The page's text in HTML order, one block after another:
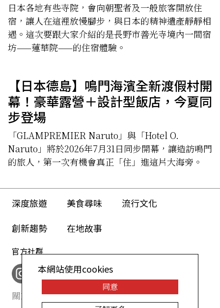
日本各地有些寺院，會向朝聖者及一般旅客開放住
宿，讓人在這裡放慢腳步，與日本的精神遺產靜靜相
遇。這次要跟大家介紹的是長野市善光寺境內一間宿
坊——蓮華院——的住宿體驗。
【日本德島】鳴門海濱全新渡假村開
幕！豪華露營＋設計型飯店，今夏同
步登場
「GLAMPREMIER Naruto」與「Hotel O.
Naruto」將於2026年7月31日同步開幕，讓造訪鳴門
的旅人，第一次有機會真正「住」進這片大海旁。
深度旅遊 美食尋味
流行文化
創新趨勢
在地故事
官方社群
關於我們 網站政策
本網站使用cookies
同意